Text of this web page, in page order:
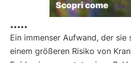
.....
Ein immenser Aufwand, der sie
einem größeren Risiko von